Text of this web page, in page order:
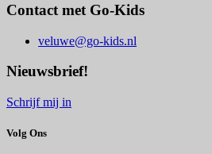
Contact met Go-Kids
veluwe@go-kids.nl
Nieuwsbrief!
Schrijf mij in
Volg Ons